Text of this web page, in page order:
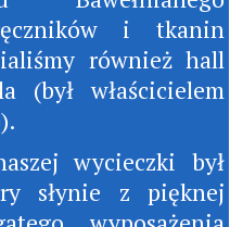
i tkanin
również hall
(był właścicielem
wycieczki był
słynie z pięknej